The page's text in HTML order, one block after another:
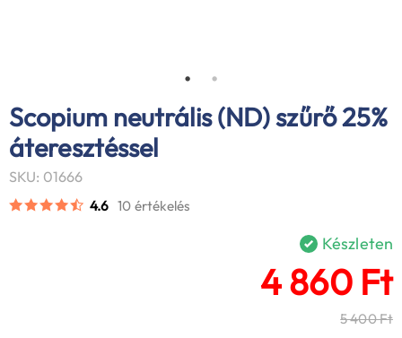
Scopium neutrális (ND) szűrő 25%
áteresztéssel
SKU: 01666
4.6 10 értékelés
Készleten
4 860 Ft
5 400 Ft